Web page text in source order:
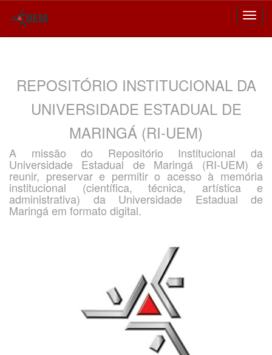
REPOSITÓRIO INSTITUCIONAL DA
UNIVERSIDADE ESTADUAL DE
MARINGÁ (RI-UEM)
A missão do Repositório Institucional da
Universidade Estadual de Maringá (RI-UEM) é
reunir, preservar e permitir o acesso à memória
institucional (científica, técnica, artística e
administrativa) da Universidade Estadual de
Maringá em formato digital.